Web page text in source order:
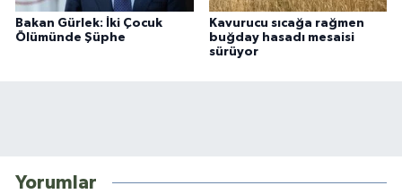
Bakan Gürlek: İki Çocuk
Ölümünde Şüphe
Kavurucu sıcağa rağmen
buğday hasadı mesaisi
sürüyor
Yorumlar